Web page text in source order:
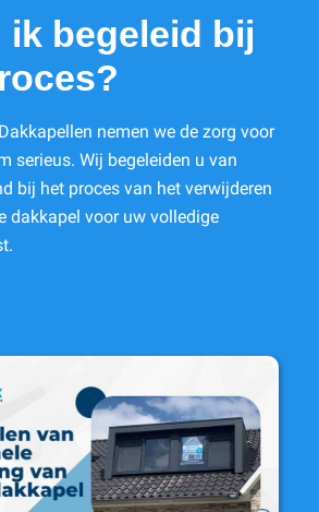
ik begeleid bij
nemen we de zorg voor
serieus. Wij begeleiden u van
bij het proces van het verwijderen
dakkapel voor uw volledige